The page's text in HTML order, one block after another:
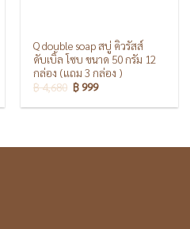
Q double soap สบู่ คิวรัสส์
ดับเบิ้ล โซบ ขนาด 50 กรัม 12
กล่อง (แถม 3 กล่อง )
฿4,680 ฿999